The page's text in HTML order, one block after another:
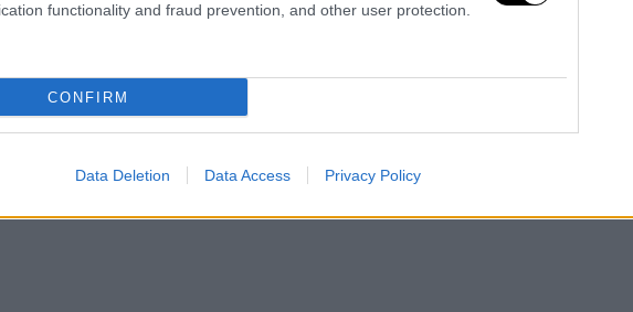
functionality and fraud prevention, and other user protection.
CONFIRM
Data Deletion Data Access Privacy Policy